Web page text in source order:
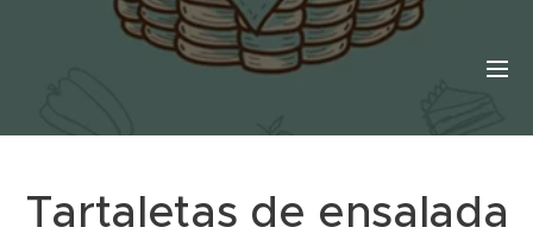
Tartaletas de ensalada